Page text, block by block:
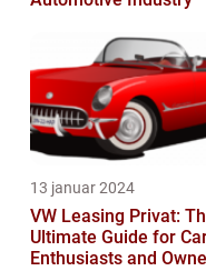
13 januar 2024
VW Leasing Privat:
Ultimate Guide for
Enthusiasts and